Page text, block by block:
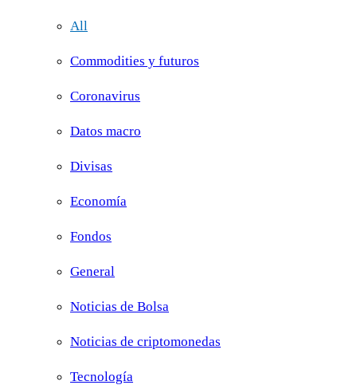
All
Commodities y futuros
Coronavirus
Datos macro
Divisas
Economía
Fondos
General
Noticias de Bolsa
Noticias de criptomonedas
Tecnología